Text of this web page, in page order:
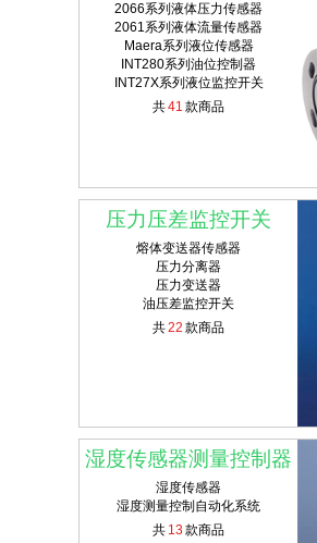
2066系列液体压力传感器
2061系列液体流量传感器
Maera系列液位传感器
INT280系列油位控制器
INT27X系列液位监控开关
共41 款商品
压力压差监控开关
熔体变送器传感器
压力分离器
压力变送器
油压差监控开关
共22 款商品
湿度传感器测量控制器
湿度传感器
湿度测量控制自动化系统
共 13 款商品